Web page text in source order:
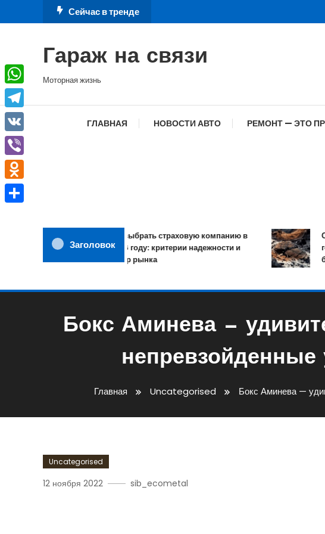
к
Сейчас в тренде
Гараж на связи
Моторная жизнь
ГЛАВНАЯ НОВОСТИ АВТО РЕМОНТ — ЭТО
Заголовок
Как выбрать страховую компанию в
2026 году: критерии надежности и
обзор рынка
Бокс Аминева —
непревзойденные
Главная Uncategorised Бокс Аминева —
Uncategorised
12 ноября 2022 sib_ecometal
WhatsApp
Telegram
VK
Viber
Odnoklassniki